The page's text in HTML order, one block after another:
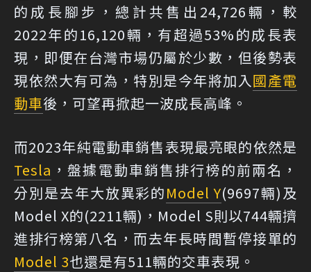
的成長腳步，總計共售出24,726輛，較
2022年的16,120輛，有超過53%的成長表
現，即便在台灣市場仍屬於少數，但後勢表
現依然大有可為，特別是今年將加入國產電
動車後，可望再掀起一波成長高峰。
而2023年純電動車銷售表現最亮眼的依然是
Tesla ，盤據電動車銷售排行榜的前兩名，
分別是去年大放異彩的Model Y(9697輛)及
Model X的(2211輛)，Model S則以744輛擠
進排行榜第八名，而去年長時間暫停接單的
Model 3也還是有511輛的交車表現。